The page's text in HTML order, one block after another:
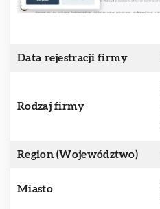
Data rejestracji firmy
Rodzaj firmy
Region (Województwo)
Miasto